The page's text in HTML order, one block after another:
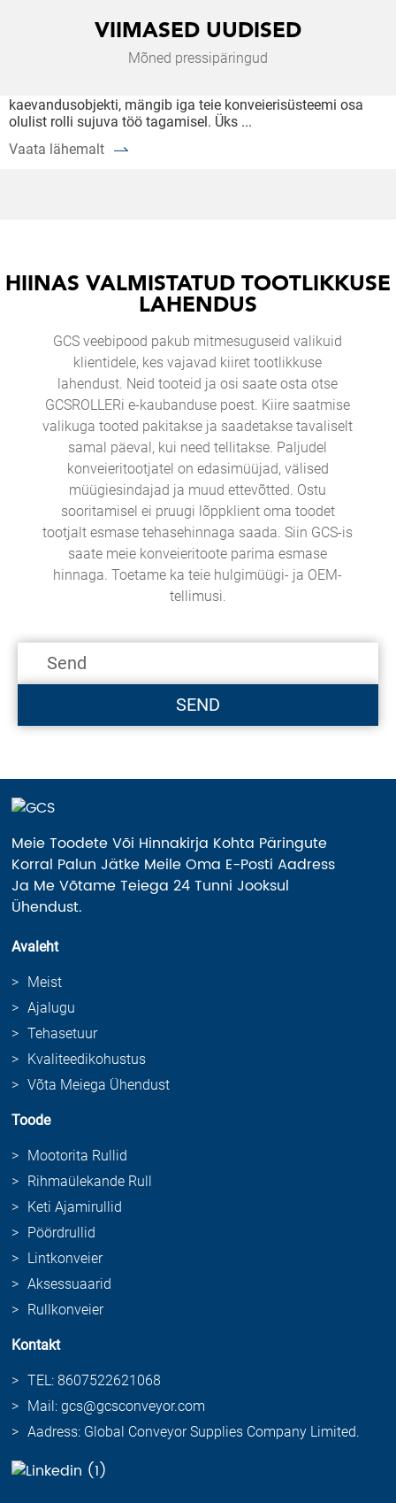
VIIMASED UUDISED
Mõned pressipäringud
PARIMAD VEDRUGA KONVEIERIRULLID
Olenemata sellest, kas haldate tiheda liiklusega ladu,
kaevandusobjekti, mängib iga teie konveierisüsteemi osa
olulist rolli sujuva töö tagamisel. Üks ...
Vaata lähemalt
HIINAS VALMISTATUD TOOTLIKKUSE
LAHENDUS
GCS veebipood pakub mitmesuguseid valikuid
klientidele, kes vajavad kiiret tootlikkuse
lahendust. Neid tooteid ja osi saate osta otse
GCSROLLERi e-kaubanduse poest. Kiire saatmise
valikuga tooted pakitakse ja saadetakse tavaliselt
samal päeval, kui need tellitakse. Paljudel
konveieritootjatel on edasimüüjad, välised
müügiesindajad ja muud ettevõtted. Ostu
sooritamisel ei pruugi lõppklient oma toodet
tootjalt esmase tehasehinnaga saada. Siin GCS-is
saate meie konveieritoote parima esmase
hinnaga. Toetame ka teie hulgimüügi- ja OEM-
tellimusi.
Meie Toodete Või Hinnakirja Kohta Päringute
Korral Palun Jätke Meile Oma E-Posti Aadress
Ja Me Võtame Teiega 24 Tunni Jooksul
Ühendust.
Avaleht
Meist
Ajalugu
Tehasetuur
Kvaliteedikohustus
Võta Meiega Ühendust
Toode
Mootorita Rullid
Rihmaülekande Rull
Keti Ajamirullid
Pöördrullid
Lintkonveier
Aksessuaarid
Rullkonveier
Kontakt
TEL: 8607522621068
Mail: gcs@gcsconveyor.com
Aadress: Global Conveyor Supplies Company Limited.